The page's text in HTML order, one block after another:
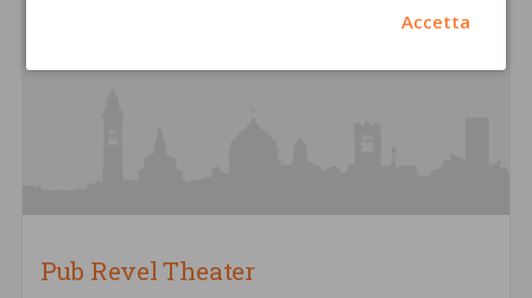
Pub Revel Theater
Accetta